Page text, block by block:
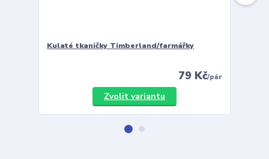
Kulaté tkaničky Timberland/farmářky
79 Kč/pár
Zvolit variantu